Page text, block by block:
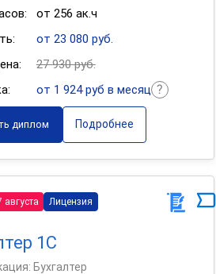
от 256 ак.ч
от 23 080 руб.
27 930 руб.
от 1 924 руб в месяц
диплом Подробнее
августа Лицензия
1С
Бухгалтер